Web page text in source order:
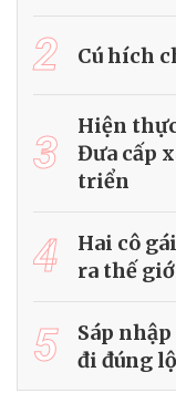
2 Cú hích
3
Hiện
Đưa cấp
triển
4
Hai cô
ra thế
5
Sáp
đi đúng